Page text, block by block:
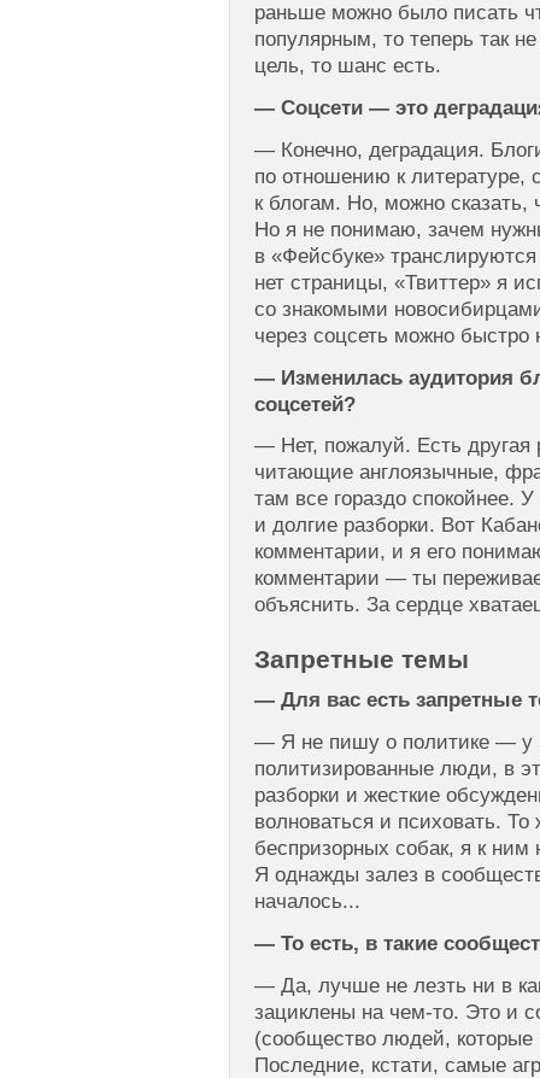
раньше можно было писать
популярным, то теперь так
цель, то шанс есть.
— Соцсети — это
— Конечно, деградация.
по отношению к
к блогам. Но, можно
Но я не понимаю, зачем
в «Фейсбуке»
нет страницы, «Твиттер» я
со знакомыми
через соцсеть можно быстро
— Изменилась аудитория
соцсетей?
— Нет, пожалуй. Есть
читающие англоязычные,
там все гораздо спокойнее.
и долгие разборки. Вот
комментарии, и я его
комментарии — ты
объяснить. За сердце
Запретные темы
— Для вас есть запретные
— Я не пишу о политике — у
политизированные люди, в
разборки и жесткие
волноваться и психовать.
беспризорных собак, я к ним
Я однажды залез в
началось...
— То есть, в такие
— Да, лучше не лезть ни в
зациклены на чем-то. Это и
(сообщество людей, которые
Последние, кстати, самые